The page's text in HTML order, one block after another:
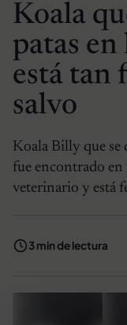
Koala
patas
está tan
salvo
Koala Billy que se
fue encontrado
veterinario y está
3 min de lectura